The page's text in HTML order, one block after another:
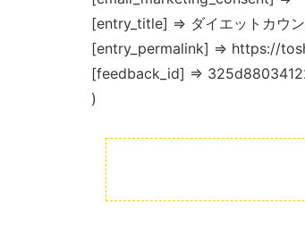
[entry_title] => ダイエットカウ
[entry_permalink] => https://
[feedback_id] =>
)